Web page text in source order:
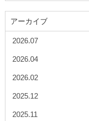
アーカイブ
2026.07
2026.04
2026.02
2025.12
2025.11